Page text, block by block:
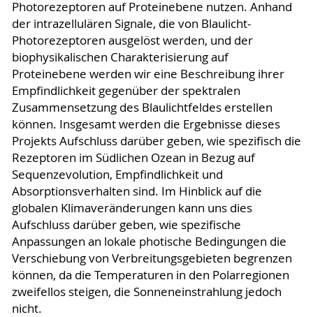
Photorezeptoren auf Proteinebene nutzen. Anhand
der intrazellulären Signale, die von Blaulicht-
Photorezeptoren ausgelöst werden, und der
biophysikalischen Charakterisierung auf
Proteinebene werden wir eine Beschreibung ihrer
Empfindlichkeit gegenüber der spektralen
Zusammensetzung des Blaulichtfeldes erstellen
können. Insgesamt werden die Ergebnisse dieses
Projekts Aufschluss darüber geben, wie spezifisch die
Rezeptoren im Südlichen Ozean in Bezug auf
Sequenzevolution, Empfindlichkeit und
Absorptionsverhalten sind. Im Hinblick auf die
globalen Klimaveränderungen kann uns dies
Aufschluss darüber geben, wie spezifische
Anpassungen an lokale photische Bedingungen die
Verschiebung von Verbreitungsgebieten begrenzen
können, da die Temperaturen in den Polarregionen
zweifellos steigen, die Sonneneinstrahlung jedoch
nicht.